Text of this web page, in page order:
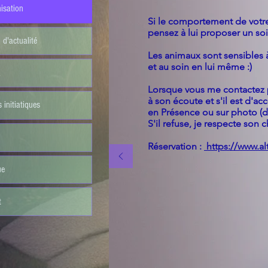
Si le comportement de
pensez à lui proposer un
Les animaux sont
et au soin en lui même :)
Lorsque vous me
à son écoute et s'il est
en Présence ou sur photo
S'il refuse, je respecte son
Réservation : https://
d'actualité
initiatiques